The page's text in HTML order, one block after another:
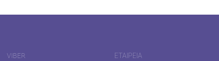
VIBER ΕΤΑΙΡΕΊΑ